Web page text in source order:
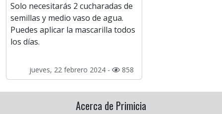
Solo necesitarás 2 cucharadas de
semillas y medio vaso de agua.
Puedes aplicar la mascarilla todos
los días.
jueves, 22 febrero 2024 - 858
Acerca de Primicia